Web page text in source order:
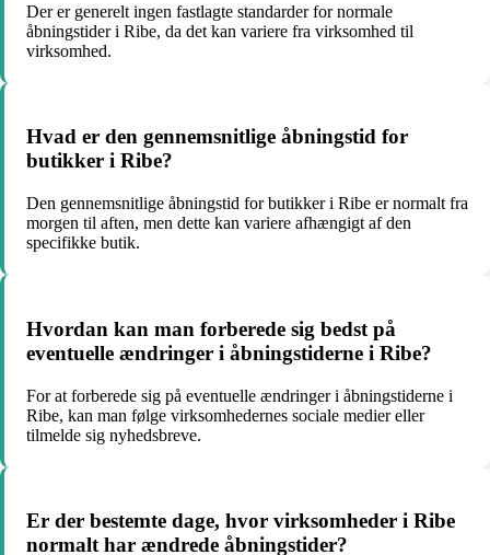
Der er generelt ingen fastlagte standarder for normale
åbningstider i Ribe, da det kan variere fra virksomhed til
virksomhed.
Hvad er den gennemsnitlige åbningstid for
butikker i Ribe?
Den gennemsnitlige åbningstid for butikker i Ribe er normalt fra
morgen til aften, men dette kan variere afhængigt af den
specifikke butik.
Hvordan kan man forberede sig bedst på
eventuelle ændringer i åbningstiderne i Ribe?
For at forberede sig på eventuelle ændringer i åbningstiderne i
Ribe, kan man følge virksomhedernes sociale medier eller
tilmelde sig nyhedsbreve.
Er der bestemte dage, hvor virksomheder i Ribe
normalt har ændrede åbningstider?